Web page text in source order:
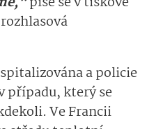
a policie
případu, který se
Ve Francii